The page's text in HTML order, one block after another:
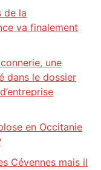
de la
va finalement
une
dans le dossier
en Occitanie
Cévennes mais il